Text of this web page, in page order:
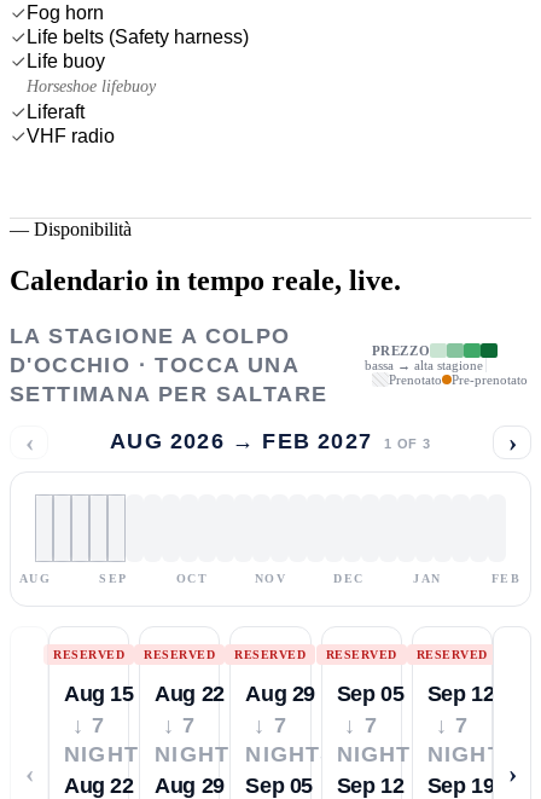
Fog horn
Life belts (Safety harness)
Life buoy
Horseshoe lifebuoy
Liferaft
VHF radio
— Disponibilità
Calendario in tempo reale, live.
LA STAGIONE A COLPO
D'OCCHIO · TOCCA UNA
SETTIMANA PER SALTARE
PREZZO
bassa → alta stagione
Prenotato
Pre-prenotato
‹ AUG 2026 → FEB 2027 1 OF 3 ›
AUG SEP OCT NOV DEC JAN FEB
‹
RESERVED
Aug 15
↓ 7
NIGHTS
Aug 22
RESERVED
Aug 22
↓ 7
NIGHTS
Aug 29
RESERVED
Aug 29
↓ 7
NIGHTS
Sep 05
RESERVED
Sep 05
↓ 7
NIGHTS
Sep 12
RESERVED
Sep 12
↓ 7
NIGHTS
Sep 19
›